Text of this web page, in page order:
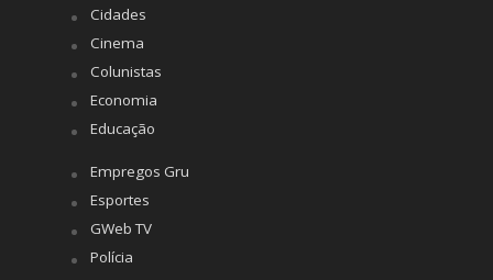
Cidades
Cinema
Colunistas
Economia
Educação
Empregos Gru
Esportes
GWeb TV
Polícia